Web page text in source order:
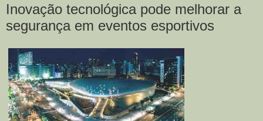
Inovação tecnológica pode melhorar a
segurança em eventos esportivos